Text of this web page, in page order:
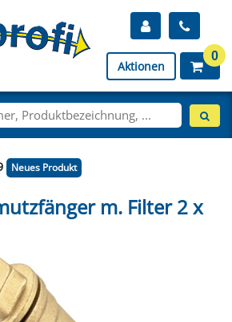
Aktionen
0
Neues Produkt
m. Filter 2 x